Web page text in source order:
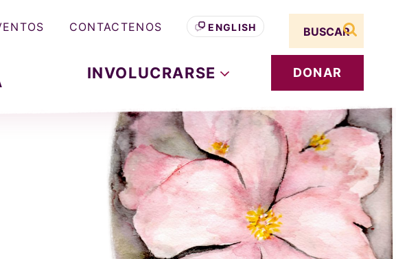
INVOLUCRARSE DONAR
CONTACTENOS ENGLISH
Search term
buscar